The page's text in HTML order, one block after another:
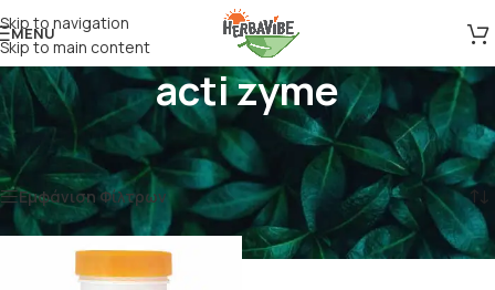
Skip to navigation
Skip to main content
MENU
acti zyme
Αρχική σελίδα/ Προϊόντα με ετικέτα “acti zyme”
Εμφάνιση του μοναδικού αποτελέσματος
Εμφάνιση Φίλτρων